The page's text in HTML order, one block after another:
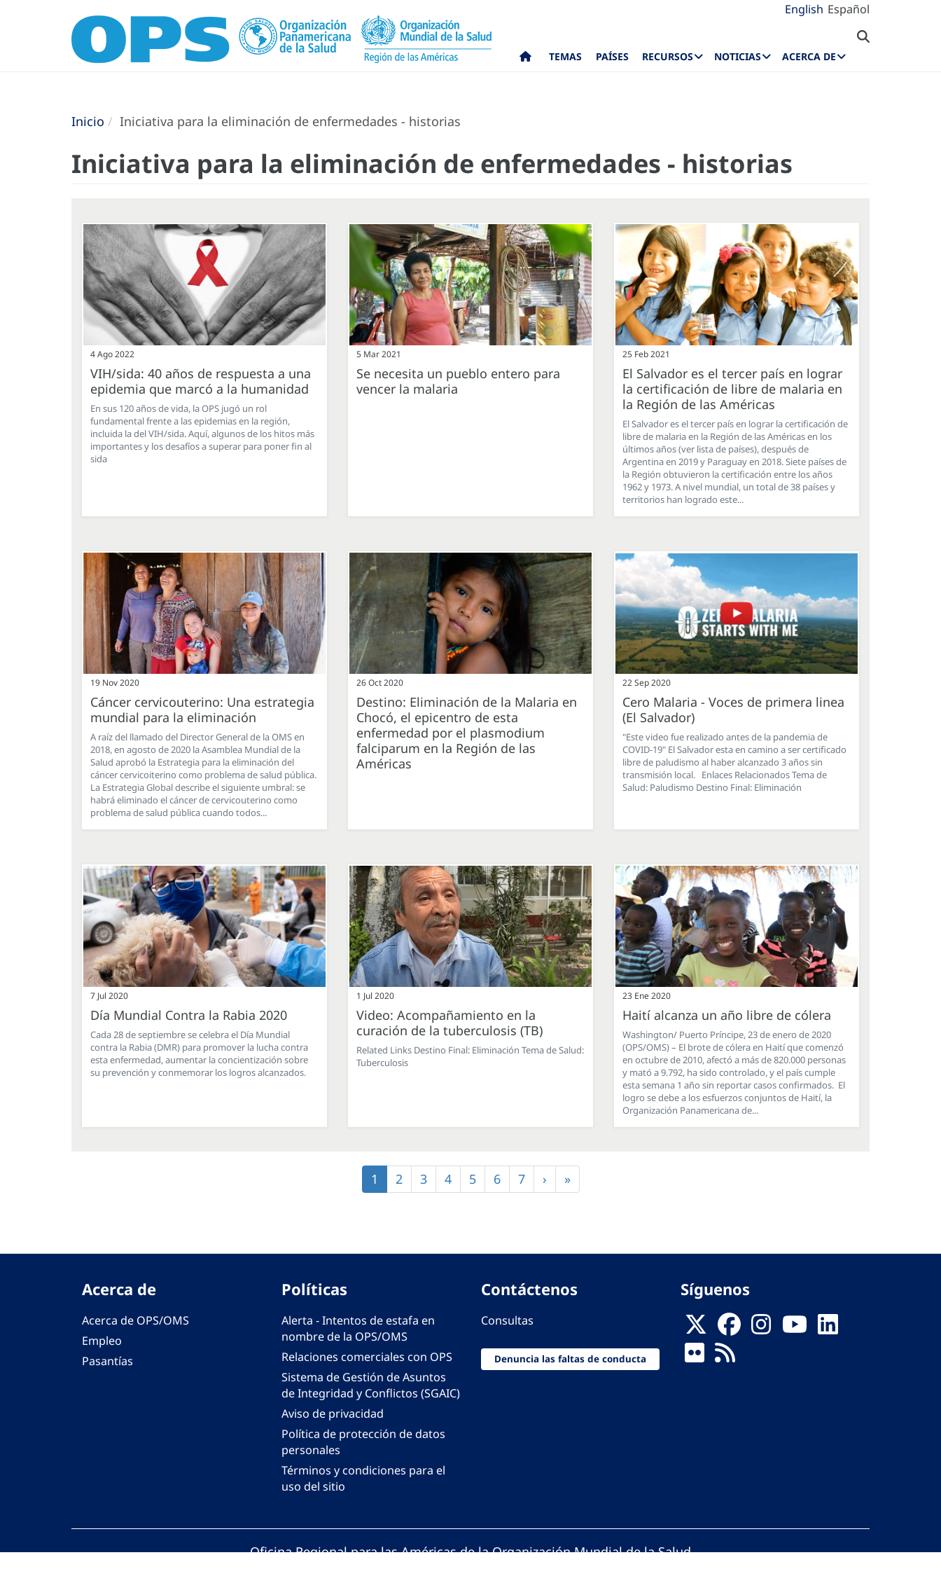
English Español
TEMAS PAÍSES RECURSOS NOTICIAS ACERCA DE
Inicio Iniciativa para la eliminación de enfermedades - historias
Iniciativa para la eliminación de enfermedades - historias
4 Ago 2022
VIH/sida: 40 años de respuesta a una
epidemia que marcó a la humanidad
En sus 120 años de vida, la OPS jugó un rol
fundamental frente a las epidemias en la región,
incluida la del VIH/sida. Aquí, algunos de los hitos más
importantes y los desafíos a superar para poner fin al
sida
5 Mar 2021
Se necesita un pueblo entero para
vencer la malaria
25 Feb 2021
El Salvador es el tercer país en lograr
la certificación de libre de malaria en
la Región de las Américas
El Salvador es el tercer país en lograr la certificación de
libre de malaria en la Región de las Américas en los
últimos años (ver lista de países), después de
Argentina en 2019 y Paraguay en 2018. Siete países de
la Región obtuvieron la certificación entre los años
1962 y 1973. A nivel mundial, un total de 38 países y
territorios han logrado este...
19 Nov 2020
Cáncer cervicouterino: Una estrategia
mundial para la eliminación
A raíz del llamado del Director General de la OMS en
2018, en agosto de 2020 la Asamblea Mundial de la
Salud aprobó la Estrategia para la eliminación del
cáncer cervicoiterino como problema de salud pública.
La Estrategia Global describe el siguiente umbral: se
habrá eliminado el cáncer de cervicouterino como
problema de salud pública cuando todos...
26 Oct 2020
Destino: Eliminación de la Malaria en
Chocó, el epicentro de esta
enfermedad por el plasmodium
falciparum en la Región de las
Américas
22 Sep 2020
Cero Malaria - Voces de primera linea
(El Salvador)
"Este video fue realizado antes de la pandemia de
COVID-19" El Salvador esta en camino a ser certificado
libre de paludismo al haber alcanzado 3 años sin
transmisión local. Enlaces Relacionados Tema de
Salud: Paludismo Destino Final: Eliminación
7 Jul 2020
Día Mundial Contra la Rabia 2020
Cada 28 de septiembre se celebra el Día Mundial
contra la Rabia (DMR) para promover la lucha contra
esta enfermedad, aumentar la concientización sobre
su prevención y conmemorar los logros alcanzados.
1 Jul 2020
Video: Acompañamiento en la
curación de la tuberculosis (TB)
Related Links Destino Final: Eliminación Tema de Salud:
Tuberculosis
23 Ene 2020
Haití alcanza un año libre de cólera
Washington/ Puerto Príncipe, 23 de enero de 2020
(OPS/OMS) – El brote de cólera en Haití que comenzó
en octubre de 2010, afectó a más de 820.000 personas
y mató a 9.792, ha sido controlado, y el país cumple
esta semana 1 año sin reportar casos confirmados. El
logro se debe a los esfuerzos conjuntos de Haití, la
Organización Panamericana de...
Página
actual
1 Página
2 Página
3 Página
4 Página
5 Página
6 Página
7
Siguiente
página
›
Última
página
»
Acerca de
Acerca de OPS/OMS
Empleo
Pasantías
Políticas
Alerta - Intentos de estafa en
nombre de la OPS/OMS
Relaciones comerciales con OPS
Sistema de Gestión de Asuntos
de Integridad y Conflictos (SGAIC)
Aviso de privacidad
Política de protección de datos
personales
Términos y condiciones para el
uso del sitio
Contáctenos
Consultas
Denuncia las faltas de conducta
Síguenos
Oficina Regional para las Américas de la Organización Mundial de la Salud